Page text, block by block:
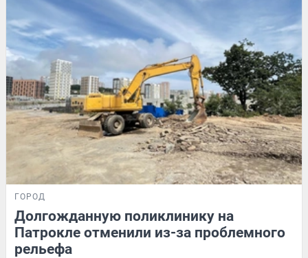
ГОРОД
Долгожданную поликлинику на
Патрокле отменили из-за проблемного
рельефа